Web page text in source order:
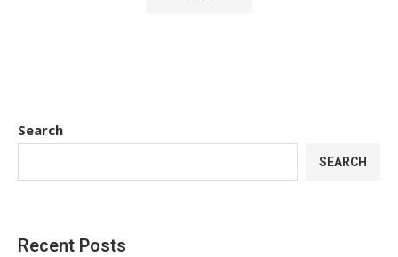
Search
SEARCH
Recent Posts